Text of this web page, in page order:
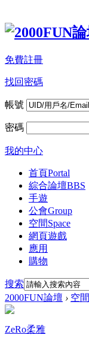
免費註冊
找回密碼
帳號
密碼
我的中心
首頁Portal
綜合論壇BBS
手遊
公會Group
空間Space
網頁遊戲
應用
購物
搜索
2000FUN論壇 › 空間
ZeRo柔雅